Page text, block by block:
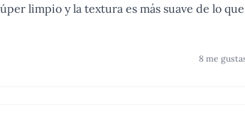
limpio y la textura es más suave de lo que
8 me gusta